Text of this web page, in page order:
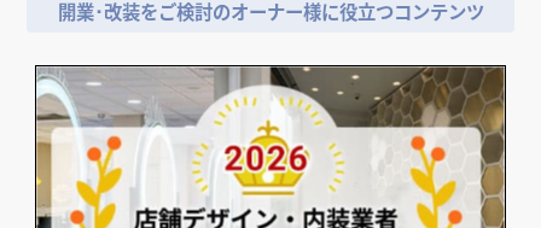
開業･改装をご検討のオーナー様に役立つコンテンツ